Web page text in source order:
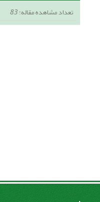
تعداد مشاهده مقاله:83